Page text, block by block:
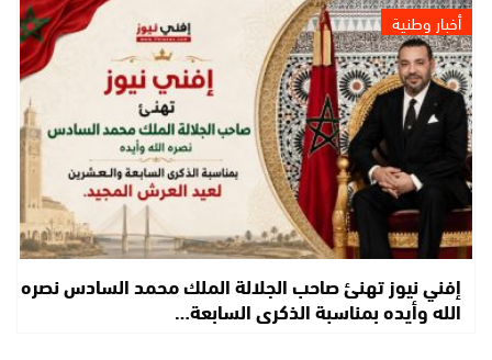
أخبار وطنية
إفني نيوز تهنئ صاحب الجلالة الملك محمد السادس نصره
الله وأيده بمناسبة الذكرى السابعة…